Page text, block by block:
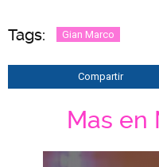
Tags: Gian Marco
Compartir
Mas en